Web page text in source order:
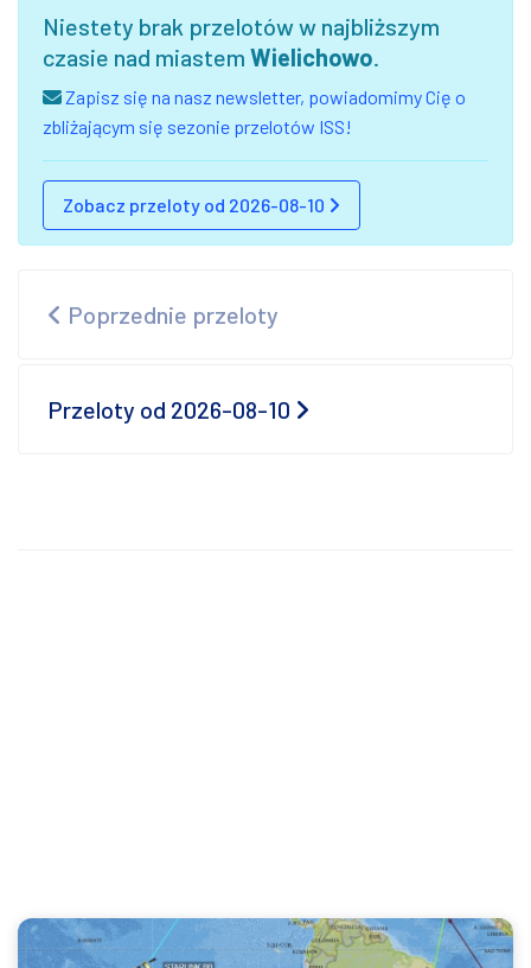
Niestety brak przelotów w najbliższym
czasie nad miastem Wielichowo.
Zapisz się na nasz newsletter, powiadomimy Cię o
zbliżającym się sezonie przelotów ISS!
Zobacz przeloty od 2026-08-10
Poprzednie przeloty
Przeloty od 2026-08-10